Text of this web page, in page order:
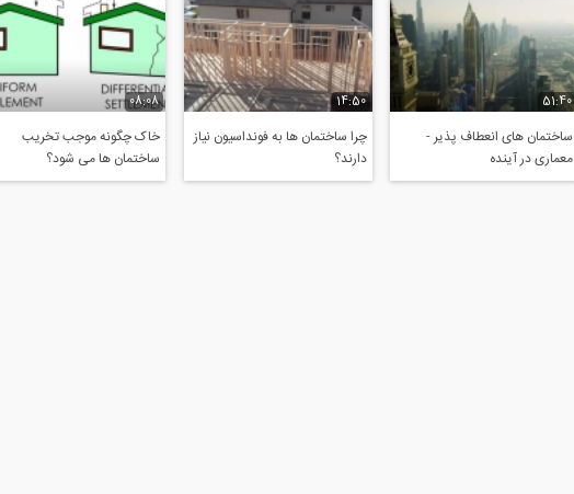
51:40
ساختمان های انعطاف پذیر -
معماری در آینده
14:50
چرا ساختمان ها به فونداسیون نیاز
دارند؟
08:08
خاک چگونه موجب تخریب
ساختمان ها می شود؟